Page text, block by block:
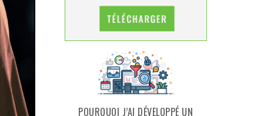
POURQUOI J’AI DÉVELOPPÉ UN